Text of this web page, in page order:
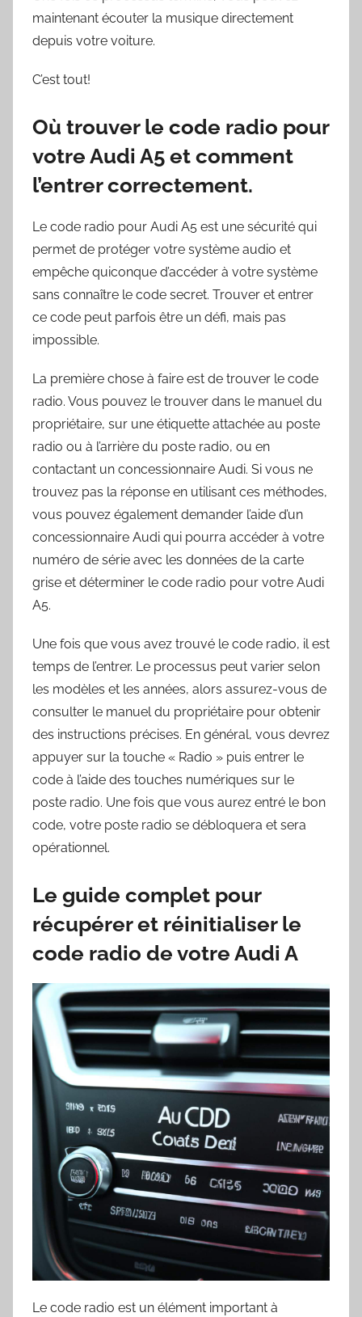
maintenant écouter la musique directement
depuis votre voiture.
C’est tout!
Où trouver le code radio pour
votre Audi A5 et comment
l’entrer correctement.
Le code radio pour Audi A5 est une sécurité qui
permet de protéger votre système audio et
empêche quiconque d’accéder à votre système
sans connaître le code secret. Trouver et entrer
ce code peut parfois être un défi, mais pas
impossible.
La première chose à faire est de trouver le code
radio. Vous pouvez le trouver dans le manuel du
propriétaire, sur une étiquette attachée au poste
radio ou à l’arrière du poste radio, ou en
contactant un concessionnaire Audi. Si vous ne
trouvez pas la réponse en utilisant ces méthodes,
vous pouvez également demander l’aide d’un
concessionnaire Audi qui pourra accéder à votre
numéro de série avec les données de la carte
grise et déterminer le code radio pour votre Audi
A5.
Une fois que vous avez trouvé le code radio, il est
temps de l’entrer. Le processus peut varier selon
les modèles et les années, alors assurez-vous de
consulter le manuel du propriétaire pour obtenir
des instructions précises. En général, vous devrez
appuyer sur la touche « Radio » puis entrer le
code à l’aide des touches numériques sur le
poste radio. Une fois que vous aurez entré le bon
code, votre poste radio se débloquera et sera
opérationnel.
Le guide complet pour
récupérer et réinitialiser le
code radio de votre Audi A
Le code radio est un élément important à